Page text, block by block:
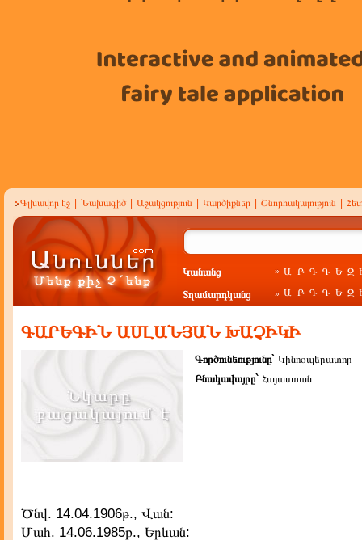
Գլխավոր էջ Նախագիծ Աջակցություն Կարծիքներ Շնորհակալություն
Կանանց » Ա Բ Գ Դ Ե Զ
Տղամարդկանց » Ա Բ Գ Դ Ե Զ
ԳԱՐԵԳԻՆ ԱՍԼԱՆՅԱՆ ԽԱՉԻԿԻ
Գործունեությունը` Կինոօպերատոր
Բնակավայրը` Հայաստան
Ծնվ. 14.04.1906թ., Վան:
Մահ. 14.06.1985թ., Երևան: